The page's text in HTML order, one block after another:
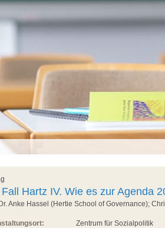
Hartz IV. Wie es zur Agenda
Anke Hassel (Hertie School of Governance);
Zentrum für Sozialpolitik